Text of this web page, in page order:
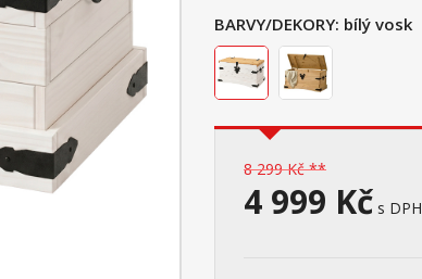
BARVY/DEKORY: bílý vosk
8 299 Kč **
4 999 Kč s DPH